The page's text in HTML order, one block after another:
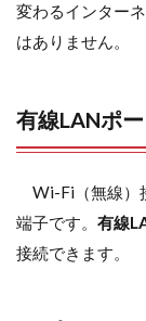
変わるインター
はありません。
有線LANポ
Wi-Fi（無線）
端子です。 有線
接続できます。